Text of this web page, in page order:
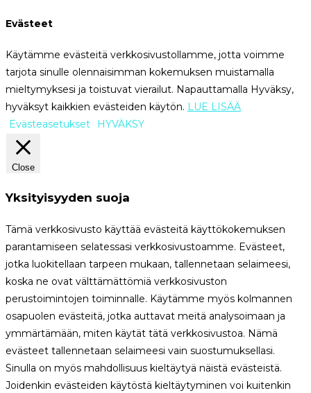
Evästeet
Käytämme evästeitä verkkosivustollamme, jotta voimme
tarjota sinulle olennaisimman kokemuksen muistamalla
mieltymyksesi ja toistuvat vierailut. Napauttamalla Hyväksy,
hyväksyt kaikkien evästeiden käytön. LUE LISÄÄ
Evästeasetukset
HYVÄKSY
Close
Yksityisyyden suoja
Tämä verkkosivusto käyttää evästeitä käyttökokemuksen
parantamiseen selatessasi verkkosivustoamme. Evästeet,
jotka luokitellaan tarpeen mukaan, tallennetaan selaimeesi,
koska ne ovat välttämättömiä verkkosivuston
perustoimintojen toiminnalle. Käytämme myös kolmannen
osapuolen evästeitä, jotka auttavat meitä analysoimaan ja
ymmärtämään, miten käytät tätä verkkosivustoa. Nämä
evästeet tallennetaan selaimeesi vain suostumuksellasi.
Sinulla on myös mahdollisuus kieltäytyä näistä evästeistä.
Joidenkin evästeiden käytöstä kieltäytyminen voi kuitenkin